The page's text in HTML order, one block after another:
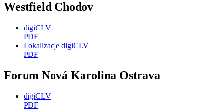
Westfield Chodov
digiCLV
PDF
Lokalizacje digiCLV
PDF
Forum Nová Karolina Ostrava
digiCLV
PDF